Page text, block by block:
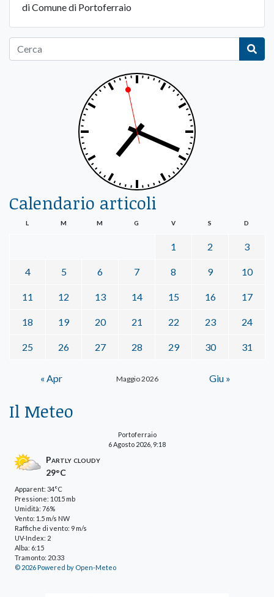
di Comune di Portoferraio
Calendario articoli
Maggio 2026
L M M G V S D
1 2 3
4 5 6 7 8 9 10
11 12 13 14 15 16 17
18 19 20 21 22 23 24
25 26 27 28 29 30 31
« Apr Giu »
Il Meteo
Portoferraio
6 Agosto 2026, 9:18
Partly cloudy
29°C
Apparent: 34°C
Pressione: 1015 mb
Umidità: 76%
Vento: 1.5 m/s NW
Raffiche di vento: 9 m/s
UV-Index: 2
Alba: 6:15
Tramonto: 20:33
© 2026 Powered by Open-Meteo